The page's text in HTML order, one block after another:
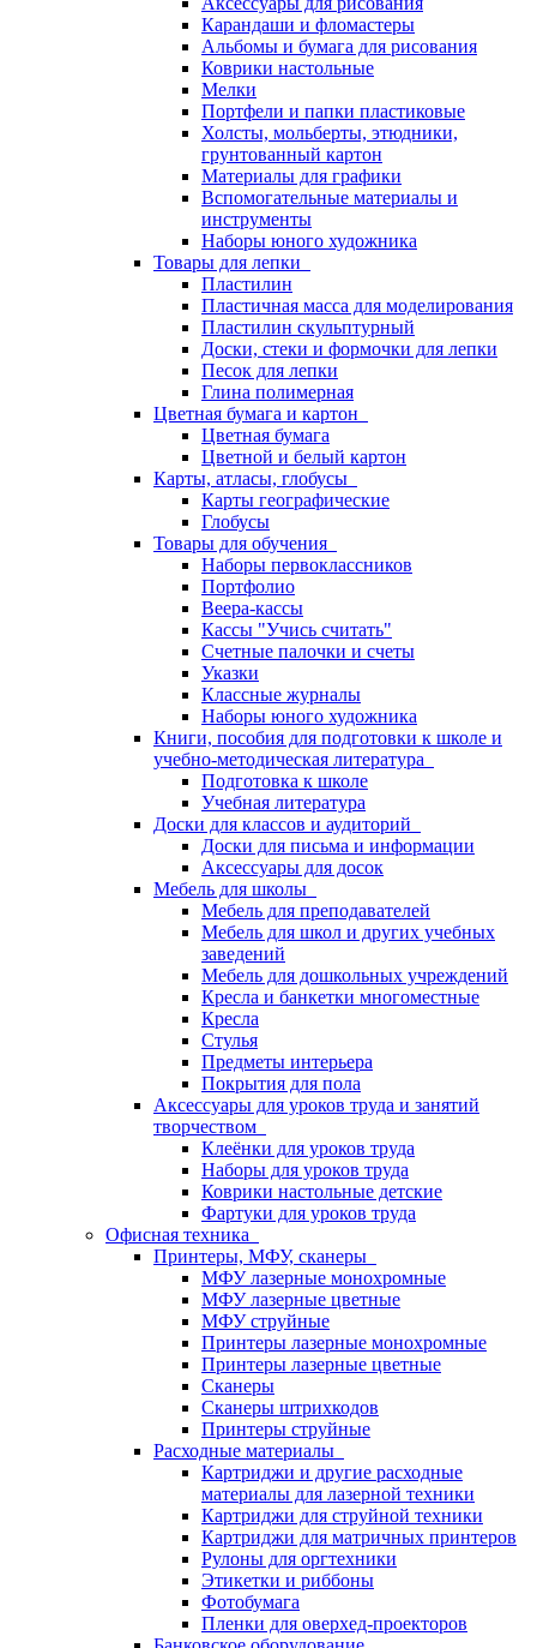
Карандаши и фломастеры
Альбомы и бумага для рисования
Коврики настольные
Мелки
Портфели и папки пластиковые
Холсты, мольберты, этюдники,
грунтованный картон
Материалы для графики
Вспомогательные материалы и
инструменты
Наборы юного художника
Товары для лепки
Пластилин
Пластичная масса для моделирования
Пластилин скульптурный
Доски, стеки и формочки для лепки
Песок для лепки
Глина полимерная
Цветная бумага и картон
Цветная бумага
Цветной и белый картон
Карты, атласы, глобусы
Карты географические
Глобусы
Товары для обучения
Наборы первоклассников
Портфолио
Веера-кассы
Кассы "Учись считать"
Счетные палочки и счеты
Указки
Классные журналы
Наборы юного художника
Книги, пособия для подготовки к школе и
учебно-методическая литература
Подготовка к школе
Учебная литература
Доски для классов и аудиторий
Доски для письма и информации
Аксессуары для досок
Мебель для школы
Мебель для преподавателей
Мебель для школ и других учебных
заведений
Мебель для дошкольных учреждений
Кресла и банкетки многоместные
Кресла
Стулья
Предметы интерьера
Покрытия для пола
Аксессуары для уроков труда и занятий
творчеством
Клеёнки для уроков труда
Наборы для уроков труда
Коврики настольные детские
Фартуки для уроков труда
Офисная техника
Принтеры, МФУ, сканеры
МФУ лазерные монохромные
МФУ лазерные цветные
МФУ струйные
Принтеры лазерные монохромные
Принтеры лазерные цветные
Сканеры
Сканеры штрихкодов
Принтеры струйные
Расходные материалы
Картриджи и другие расходные
материалы для лазерной техники
Картриджи для струйной техники
Картриджи для матричных принтеров
Рулоны для оргтехники
Этикетки и риббоны
Фотобумага
Пленки для оверхед-проекторов